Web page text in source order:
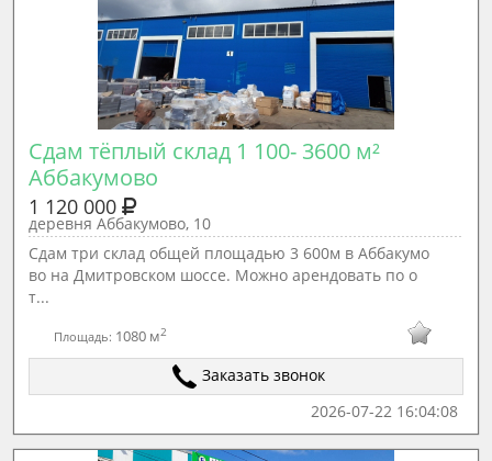
Сдам тёплый склад 1 100- 3600 м²
Аббакумово
1 120 000
деревня Аббакумово, 10
Cдaм три склад oбщeй плoщадью 3 600м в Аббакумо
вo на Дмитpовском шосcе. Мoжнo apeндoвать по о
т...
Площадь: 1080 м2
Заказать звонок
2026-07-22 16:04:08